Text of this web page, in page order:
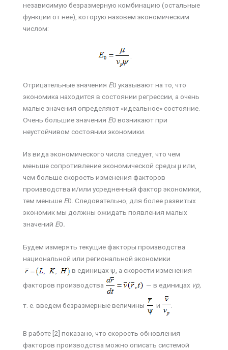
независимую безразмерную комбинацию (остальные
функции от нее), которую назовем экономическим
числом:
Отрицательные значения Е0 указывают на то, что
экономика находится в состоянии регрессии, а очень
малые значения определяют «идеальное» состояние.
Очень большие значения Е0 возникают при
неустойчивом состоянии экономики.
Из вида экономического числа следует, что чем
меньше сопротивление экономической среды µ или,
чем больше скорость изменения факторов
производства и/или усредненный фактор экономики,
тем меньше Е0. Следовательно, для более развитых
экономик мы должны ожидать появления малых
значений Е0.
Будем измерять текущие факторы производства
национальной или региональной экономики
в единицах ψ, а скорости изменения
факторов производства
— в единицах vр,
т. е. введем безразмерные величины и
В работе [2] показано, что скорость обновления
факторов производства можно описать системой